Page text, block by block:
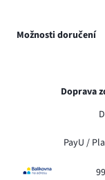
Možnosti doručení
Doprava
PayU /